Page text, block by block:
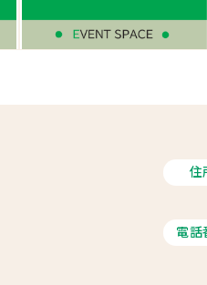
住
電話